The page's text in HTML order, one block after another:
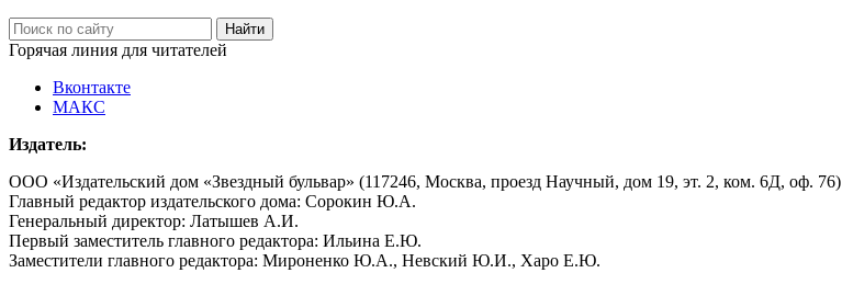
Горячая линия для читателей
Вконтакте
МАКС
Издатель:
ООО «Издательский дом «Звездный бульвар» (117246, Москва, проезд Научный, дом 19, эт. 2, ком. 6Д, оф. 76)
Главный редактор издательского дома: Сорокин Ю.А.
Генеральный директор: Латышев А.И.
Первый заместитель главного редактора: Ильина Е.Ю.
Заместители главного редактора: Мироненко Ю.А., Невский Ю.И., Харо Е.Ю.